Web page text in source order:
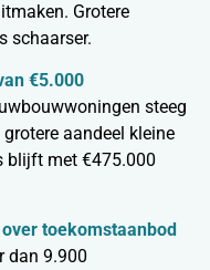
Grotere
schaarser.
€5.000
steeg
aandeel kleine
blijft met €475.000
toekomstaanbod
dan 9.900